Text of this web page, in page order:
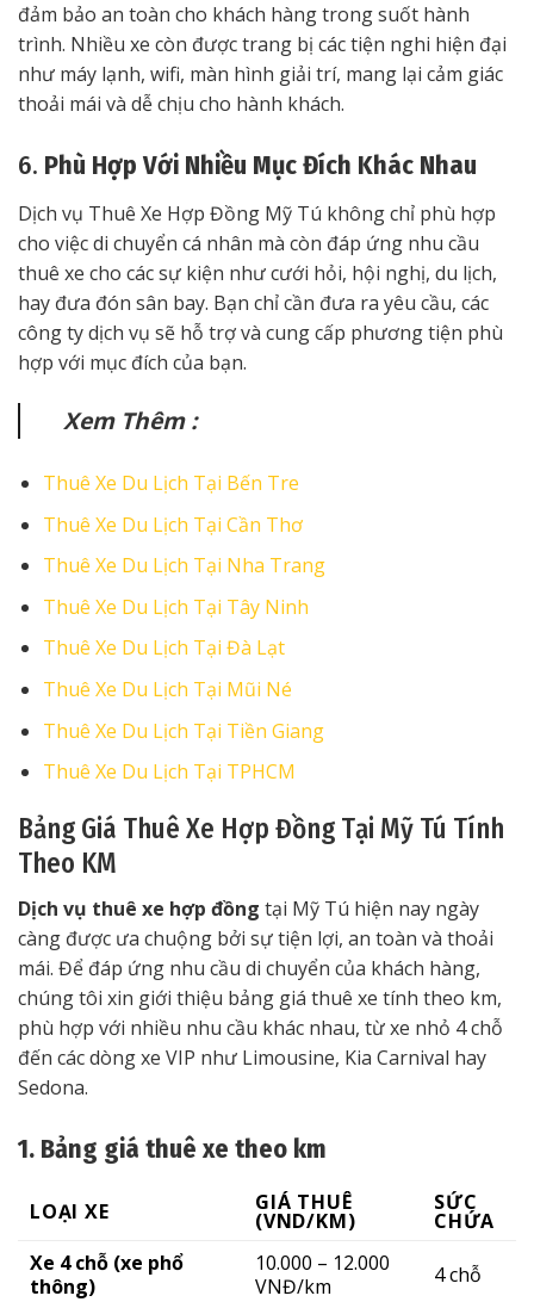
đảm bảo an toàn cho khách hàng trong suốt hành
trình. Nhiều xe còn được trang bị các tiện nghi hiện đại
như máy lạnh, wifi, màn hình giải trí, mang lại cảm giác
thoải mái và dễ chịu cho hành khách.
6. Phù Hợp Với Nhiều Mục Đích Khác Nhau
Dịch vụ Thuê Xe Hợp Đồng Mỹ Tú không chỉ phù hợp
cho việc di chuyển cá nhân mà còn đáp ứng nhu cầu
thuê xe cho các sự kiện như cưới hỏi, hội nghị, du lịch,
hay đưa đón sân bay. Bạn chỉ cần đưa ra yêu cầu, các
công ty dịch vụ sẽ hỗ trợ và cung cấp phương tiện phù
hợp với mục đích của bạn.
Xem Thêm :
Thuê Xe Du Lịch Tại Bến Tre
Thuê Xe Du Lịch Tại Cần Thơ
Thuê Xe Du Lịch Tại Nha Trang
Thuê Xe Du Lịch Tại Tây Ninh
Thuê Xe Du Lịch Tại Đà Lạt
Thuê Xe Du Lịch Tại Mũi Né
Thuê Xe Du Lịch Tại Tiền Giang
Thuê Xe Du Lịch Tại TPHCM
Bảng Giá Thuê Xe Hợp Đồng Tại Mỹ Tú Tính
Theo KM
Dịch vụ thuê xe hợp đồng tại Mỹ Tú hiện nay ngày
càng được ưa chuộng bởi sự tiện lợi, an toàn và thoải
mái. Để đáp ứng nhu cầu di chuyển của khách hàng,
chúng tôi xin giới thiệu bảng giá thuê xe tính theo km,
phù hợp với nhiều nhu cầu khác nhau, từ xe nhỏ 4 chỗ
đến các dòng xe VIP như Limousine, Kia Carnival hay
Sedona.
1. Bảng giá thuê xe theo km
LOẠI XE GIÁ THUÊ
(VND/KM)
SỨC
CHỨA
Xe 4 chỗ (xe phổ
thông)
10.000 – 12.000
VNĐ/km
4 chỗ